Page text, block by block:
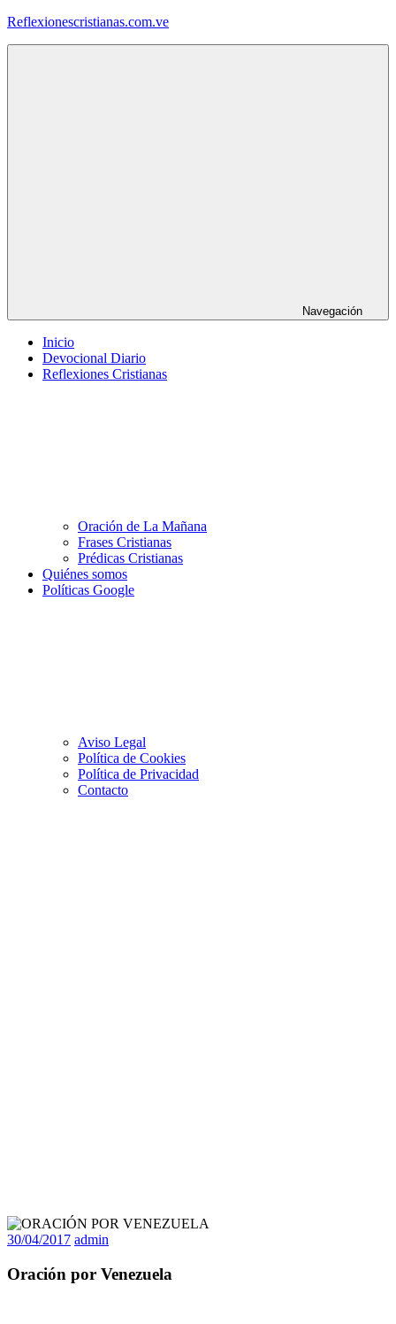
Saltar
Reflexionescristianas.com.ve
Navegación
Inicio
Devocional Diario
Reflexiones Cristianas
Oración de La Mañana
Frases Cristianas
Prédicas Cristianas
Quiénes somos
Políticas Google
Aviso Legal
Política de Cookies
Política de Privacidad
Contacto
30/04/2017 admin
Oración por Venezuela